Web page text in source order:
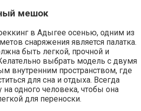
мешок
в Адыгее осенью, одним из
снаряжения является палатка.
быть легкой, прочной и
выбрать модель с двумя
внутренним пространством, где
для сна и отдыха. Всегда
одного человека, чтобы она
для переноски.